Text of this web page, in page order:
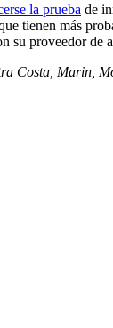
la prueba de
tienen más
su proveedor
Marin,